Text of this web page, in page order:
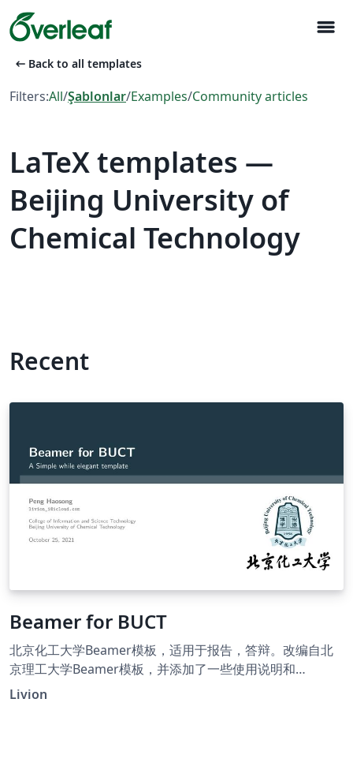
menu
arrow_left_alt Back to all templates
Filters:All/Şablonlar/Examples/Community articles
LaTeX templates —
Beijing University of
Chemical Technology
Recent
Beamer for BUCT
北京化工大学Beamer模板，适用于报告，答辩。改编自北
京理工大学Beamer模板，并添加了一些使用说明和
BibTeX。 Beamer template for Beijing University of
Livion